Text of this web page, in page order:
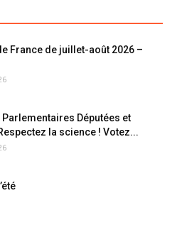
France de juillet-août 2026 –
Parlementaires Députées et
la science ! Votez...